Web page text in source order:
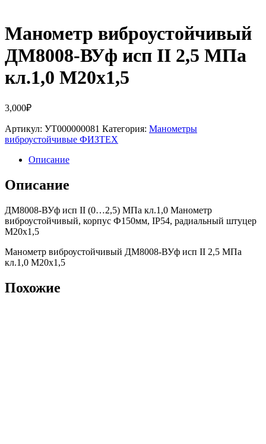
Манометр виброустойчивый
ДМ8008-ВУф исп II 2,5 МПа
кл.1,0 М20х1,5
3,000₽
Артикул: УТ000000081 Категория: Манометры
виброустойчивые ФИЗТЕХ
Описание
Описание
ДМ8008-ВУф исп II (0…2,5) МПа кл.1,0 Манометр
виброустойчивый, корпус Ф150мм, IP54, радиальный штуцер
М20х1,5
Манометр виброустойчивый ДМ8008-ВУф исп II 2,5 МПа
кл.1,0 М20х1,5
Похожие